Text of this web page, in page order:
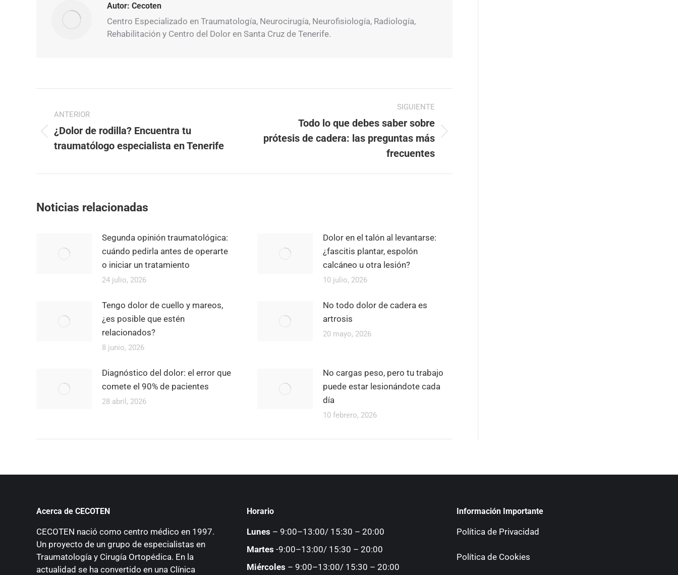
Autor: Cecoten
Centro Especializado en Traumatología, Neurocirugía, Neurofisiología, Radiología,
Rehabilitación y Centro del Dolor en Santa Cruz de Tenerife.
entre
publicaciones
ANTERIOR
Publicación
anterior:
¿Dolor de rodilla? Encuentra tu
traumatólogo especialista en Tenerife
SIGUIENTE
Publicación
Todo lo que debes saber sobre
prótesis de cadera: las preguntas más
frecuentes
Noticias relacionadas
Segunda opinión traumatológica:
cuándo pedirla antes de operarte
o iniciar un tratamiento
24 julio, 2026
Dolor en el talón al levantarse:
¿fascitis plantar, espolón
calcáneo u otra lesión?
10 julio, 2026
Tengo dolor de cuello y mareos,
¿es posible que estén
relacionados?
8 junio, 2026
No todo dolor de cadera es
artrosis
20 mayo, 2026
Diagnóstico del dolor: el error que
comete el 90% de pacientes
28 abril, 2026
No cargas peso, pero tu trabajo
puede estar lesionándote cada
día
10 febrero, 2026
Acerca de CECOTEN
CECOTEN nació como centro médico en 1997.
Un proyecto de un grupo de especialistas en
Traumatología y Cirugía Ortopédica. En la
actualidad se ha convertido en una Clínica
Horario
Lunes – 9:00–13:00/ 15:30 – 20:00
Martes -9:00–13:00/ 15:30 – 20:00
Miércoles – 9:00–13:00/ 15:30 – 20:00
Información Importante
Política de Privacidad
Política de Cookies